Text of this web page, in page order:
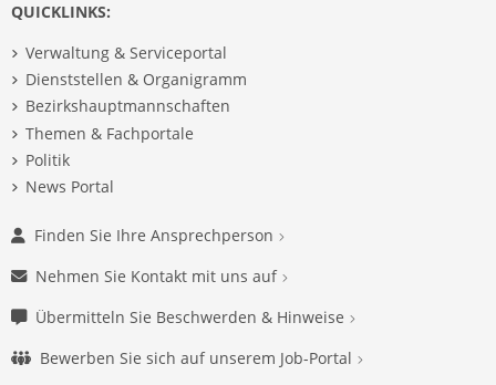
QUICKLINKS:
Verwaltung & Serviceportal
Dienststellen & Organigramm
Bezirkshauptmannschaften
Themen & Fachportale
Politik
News Portal
Finden Sie Ihre Ansprechperson
Nehmen Sie Kontakt mit uns auf
Übermitteln Sie Beschwerden & Hinweise
Bewerben Sie sich auf unserem Job-Portal